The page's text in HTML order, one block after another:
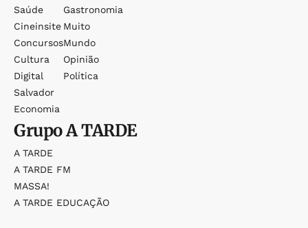
Saúde
Cineinsite
Concursos
Cultura
Digital
Salvador
Economia
Gastronomia
Muito
Mundo
Opinião
Política
GrupoA TARDE
A TARDE
A TARDE FM
MASSA!
A TARDE EDUCAÇÃO